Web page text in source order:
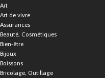
Art
Art de vivre
Assurances
Beauté, Cosmétiques
Bien-être
Bijoux
Boissons
Bricolage, Outillage